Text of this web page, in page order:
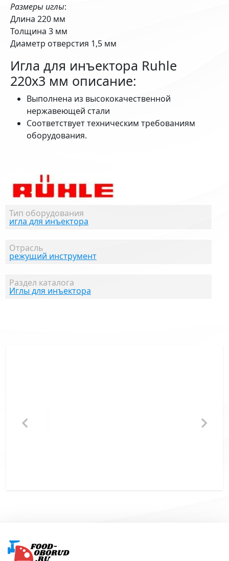
Тип оборудования
игла для инъектора
Отрасль
режущий инструмент
Раздел каталога
Иглы для инъектора
Размеры иглы:
Длина 220 мм
Толщина 3 мм
Диаметр отверстия 1,5 мм
Игла для инъектора Ruhle
220x3 мм описание:
Выполнена из высококачественной
нержавеющей стали
Соответствует техническим требованиям
оборудования.